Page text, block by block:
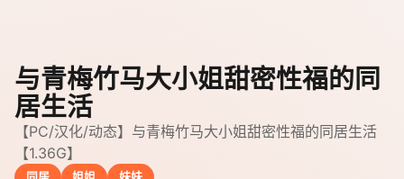
与青梅竹马大小姐甜密性福的同
居生活
【PC/汉化/动态】与青梅竹马大小姐甜密性福的同居生活
【1.36G】